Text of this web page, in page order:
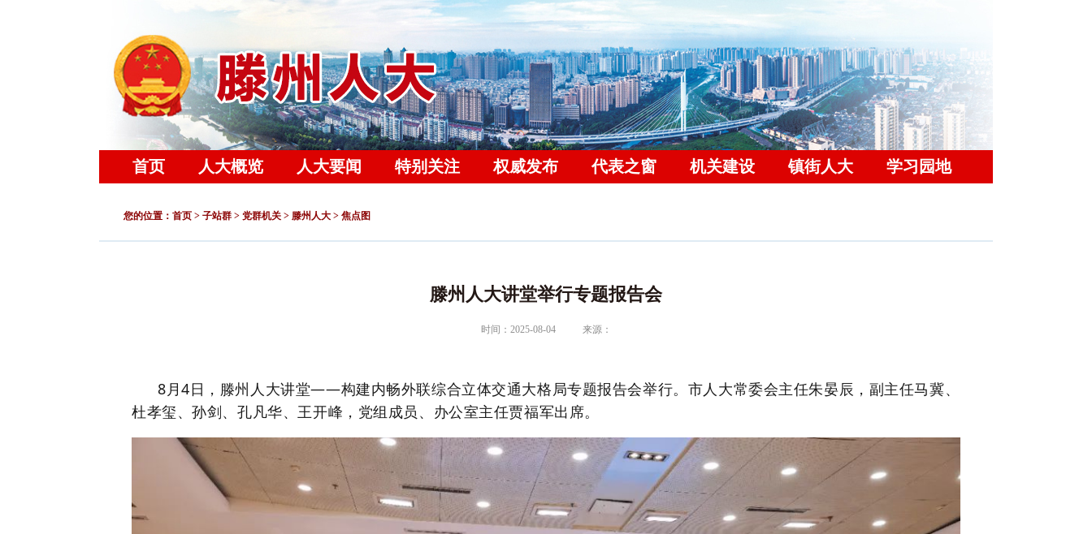
首页 人大概览 人大要闻 特别关注 权威发布 代表之窗 机关建设 镇街人大 学习园地
您的位置 ： 首页 > 子站群 > 党群机关 > 滕州人大 > 焦点图
滕州人大讲堂举行专题报告会
时间：2025-08-04 来源：
8月4日， 滕州人大讲堂——构建内畅外联综合立体交通大格局专题报告会举行。市人大常委会主任朱晏辰 ， 副主任马冀、
杜孝玺、孙剑、孔凡华、王开峰，党组成员、办公室主任贾福军出席。